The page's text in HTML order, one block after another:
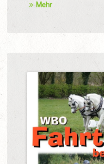
Mehr